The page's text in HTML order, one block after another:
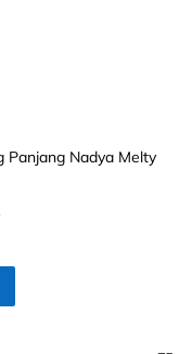
Panjang Nadya Melty